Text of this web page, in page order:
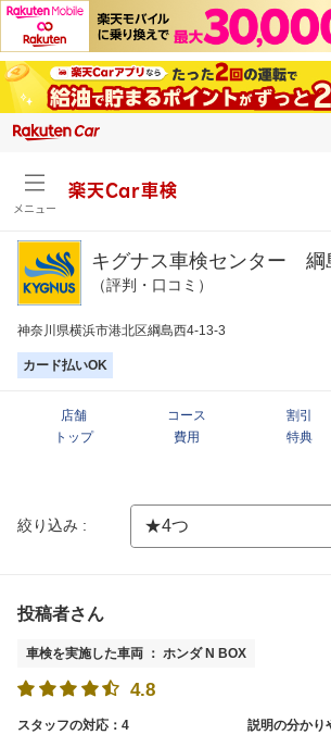
メニュー
楽天Car車検
キグナス車検センター 綱
（評判・口コミ）
神奈川県横浜市港北区綱島西4-13-3
カード払いOK
店舗
トップ
コース
費用
割引
特典
絞り込み :
投稿者さん
車検を実施した車両 ： ホンダ N BOX
4.8
スタッフの対応：4
説明の分かり